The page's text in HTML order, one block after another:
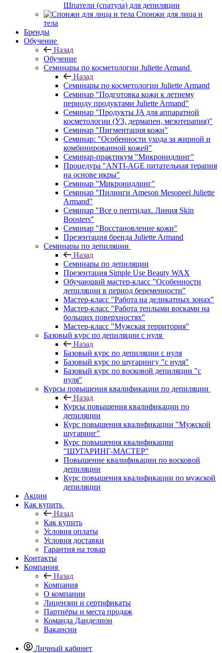
Шпатели (спатула) для депиляции
Спонжи для лица и
тела
Бренды
Обучение
Назад
Обучение
Семинары по косметологии Juliette Armand
Назад
Семинары по косметологии Juliette Armand
Семинар "Подготовка кожи к летнему
периоду продуктами Juliette Armand"
Семинар "Продукты JA для аппаратной
косметологии (УЗ, дермапен, мезотерапия)"
Семинар "Пигментация кожи"
Семинар: "Особенности ухода за жирной и
комбинированной кожей"
Семинар-практикум "Микронидлинг"
Процедура "ANTI-AGE питательная терапия
на основе икры"
Семинар "Микронидлинг"
Семинар "Пилинги Ameson Mesopeel Juliette
Armand"
Семинар "Все о пептидах. Линия Skin
Boosters"
Семинар "Восстановление кожи"
Презентация бренда Juliette Armand
Семинары по депиляции
Назад
Семинары по депиляции
Презентация Simple Use Beauty WAX
Обучающий мастер-класс "Особенности
депиляции в период беременности"
Мастер-класс "Работа на деликатных зонах"
Мастер-класс "Работа теплыми восками на
больших поверхностях"
Мастер-класс "Мужская территория"
Базовый курс по депиляции с нуля
Назад
Базовый курс по депиляции с нуля
Базовый курс по шугарингу "с нуля"
Базовый курс по восковой депиляции "с
нуля"
Курсы повышения квалификации по депиляции
Назад
Курсы повышения квалификации по
депиляции
Курс повышения квалификации "Мужской
шугаринг"
Курс повышения квалификации
"ШУГАРИНГ-МАСТЕР"
Повышение квалификации по восковой
депиляции
Курс повышения квалификации по мужской
депиляции
Акции
Как купить
Назад
Как купить
Условия оплаты
Условия доставки
Гарантия на товар
Контакты
Компания
Назад
Компания
О компании
Лицензии и сертификаты
Партнёры и места продаж
Команда Данделион
Вакансии
Личный кабинет